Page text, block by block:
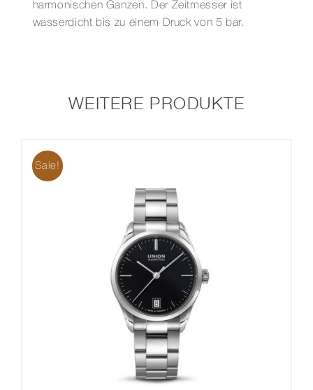
harmonischen Ganzen. Der Zeitmesser ist
wasserdicht bis zu einem Druck von 5 bar.
WEITERE PRODUKTE
Sale!